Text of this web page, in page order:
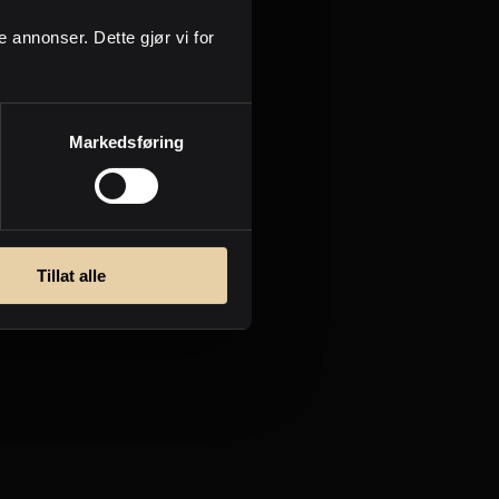
annonser. Dette gjør vi for
Markedsføring
Tillat alle